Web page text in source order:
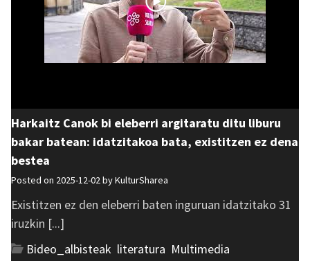
Harkaitz Canok bi eleberri argitaratu ditu liburu
bakar batean: idatzitakoa bata, existitzen ez dena
bestea
Posted on 2025-12-02 byKulturSharea
Existitzen ez den eleberri baten inguruan idatzitako 31
iruzkin [...]
Bideo_albisteak literatura Multimedia